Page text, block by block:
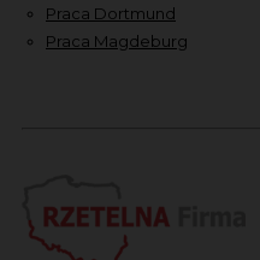
Praca Dortmund
Praca Magdeburg